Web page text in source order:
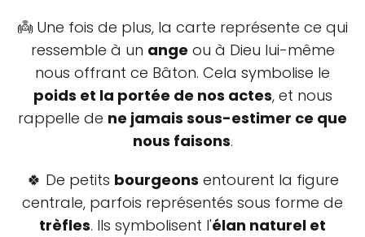
👼 Une fois de plus, la carte représente ce qui
ressemble à un ange ou à Dieu lui-même
nous offrant ce Bâton. Cela symbolise le
poids et la portée de nos actes, et nous
rappelle de ne jamais sous-estimer ce que
nous faisons.
🍀 De petits bourgeons entourent la figure
centrale, parfois représentés sous forme de
trèfles. Ils symbolisent l'élan naturel et